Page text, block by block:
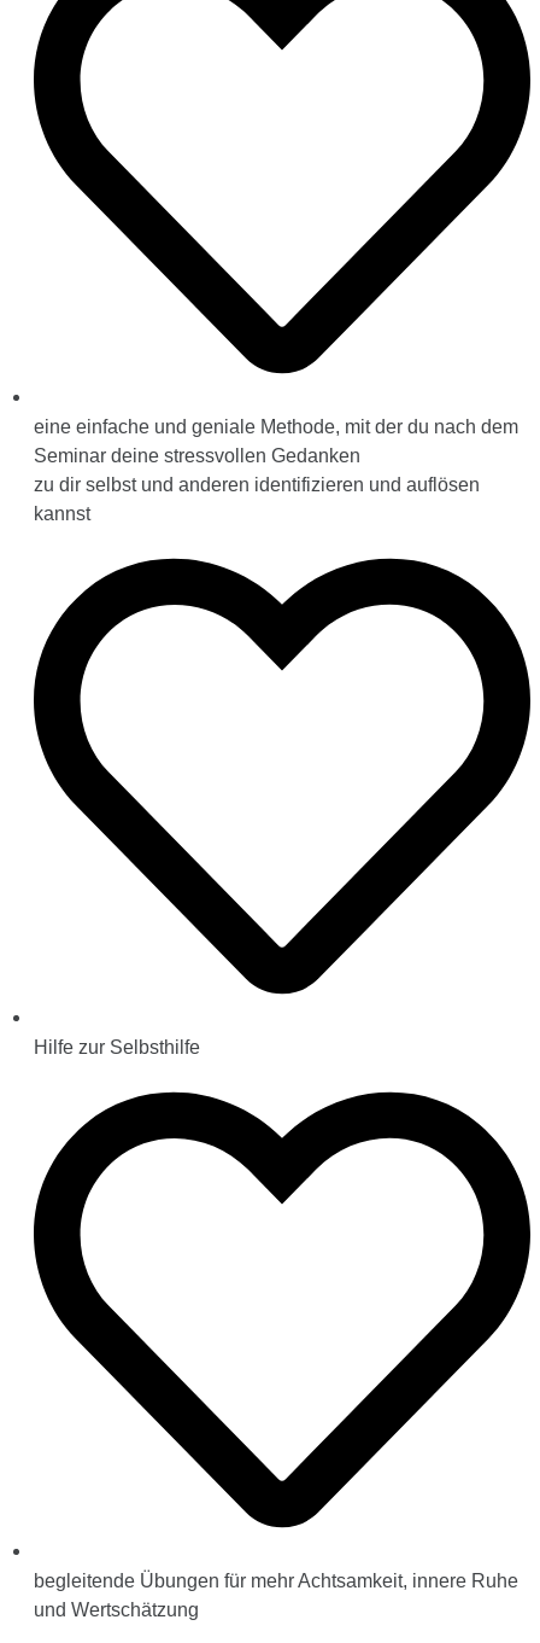
eine einfache und geniale Methode, mit der du nach dem
Seminar deine stressvollen Gedanken
zu dir selbst und anderen identifizieren und auflösen
kannst
Hilfe zur Selbsthilfe
begleitende Übungen für mehr Achtsamkeit, innere Ruhe
und Wertschätzung